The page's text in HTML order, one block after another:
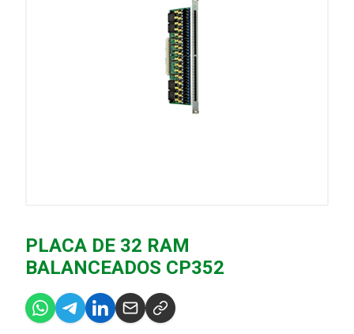
PLACA DE 32 RAM
BALANCEADOS CP352